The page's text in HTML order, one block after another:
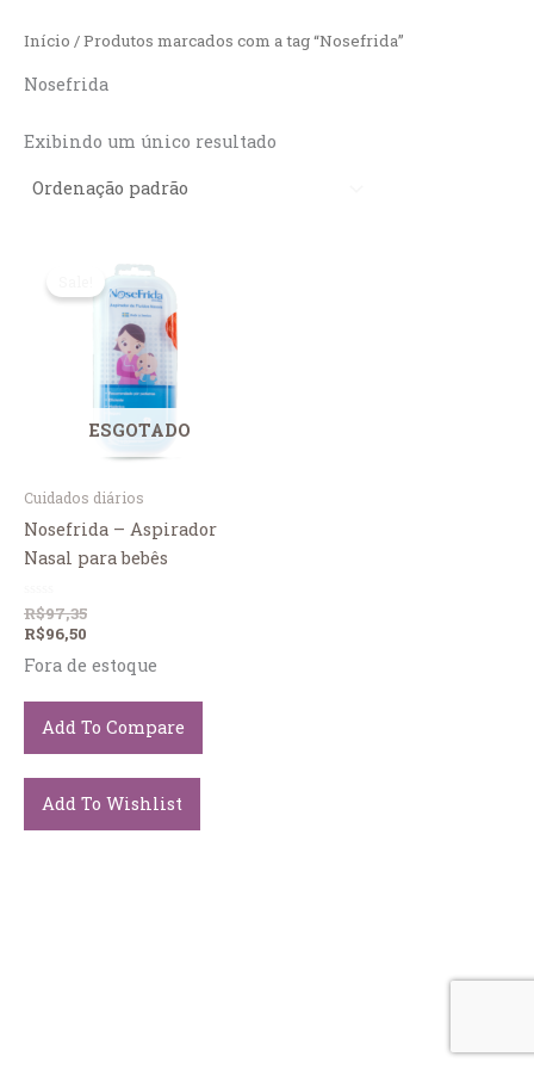
para
conteúdo
Início / Produtos marcados com a tag “Nosefrida”
Nosefrida
Exibindo um único resultado
ESGOTADO
Cuidados diários
Nosefrida – Aspirador
Nasal para bebês
Avaliação
0
de
R$97,35
R$96,50
Fora de estoque
Add To Compare
Add To Wishlist